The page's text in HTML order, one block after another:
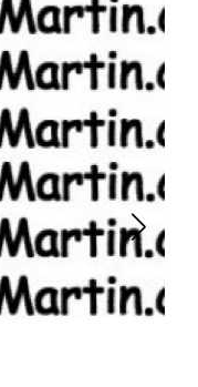
Appliqué Flex Merci
AJOUTER